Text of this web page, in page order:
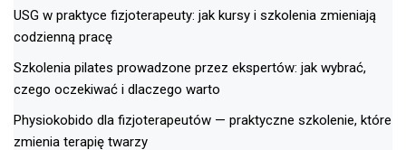
USG w praktyce fizjoterapeuty: jak kursy i szkolenia zmieniają
codzienną pracę
Szkolenia pilates prowadzone przez ekspertów: jak wybrać,
czego oczekiwać i dlaczego warto
Physiokobido dla fizjoterapeutów — praktyczne szkolenie, które
zmienia terapię twarzy